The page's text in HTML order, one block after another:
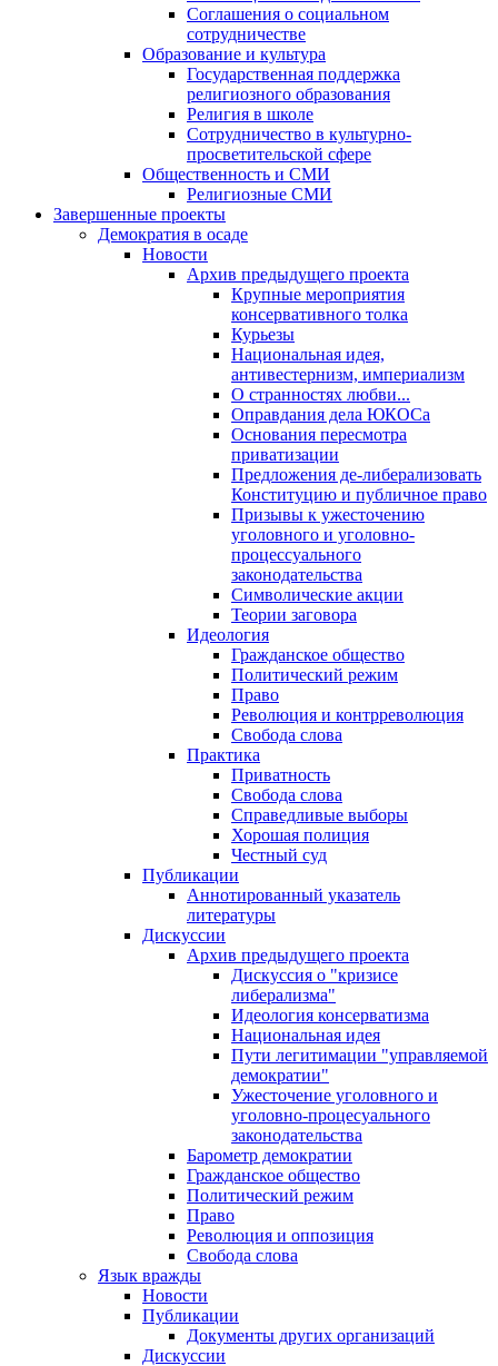
Соглашения о социальном
сотрудничестве
Образование и культура
Государственная поддержка
религиозного образования
Религия в школе
Сотрудничество в культурно-
просветительской сфере
Общественность и СМИ
Религиозные СМИ
Завершенные проекты
Демократия в осаде
Новости
Архив предыдущего проекта
Крупные мероприятия
консервативного толка
Курьезы
Национальная идея,
антивестернизм, империализм
О странностях любви...
Оправдания дела ЮКОСа
Основания пересмотра
приватизации
Предложения де-либерализовать
Конституцию и публичное право
Призывы к ужесточению
уголовного и уголовно-
процессуального
законодательства
Символические акции
Теории заговора
Идеология
Гражданское общество
Политический режим
Право
Революция и контрреволюция
Свобода слова
Практика
Приватность
Свобода слова
Справедливые выборы
Хорошая полиция
Честный суд
Публикации
Аннотированный указатель
литературы
Дискуссии
Архив предыдущего проекта
Дискуссия о "кризисе
либерализма"
Идеология консерватизма
Национальная идея
Пути легитимации "управляемой
демократии"
Ужесточение уголовного и
уголовно-процесуального
законодательства
Барометр демократии
Гражданское общество
Политический режим
Право
Революция и оппозиция
Свобода слова
Язык вражды
Новости
Публикации
Документы других организаций
Дискуссии